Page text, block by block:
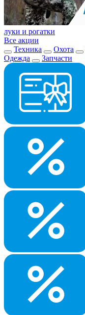
луки и рогатки
Все акции
Техника
Охота
Одежда
Запчасти